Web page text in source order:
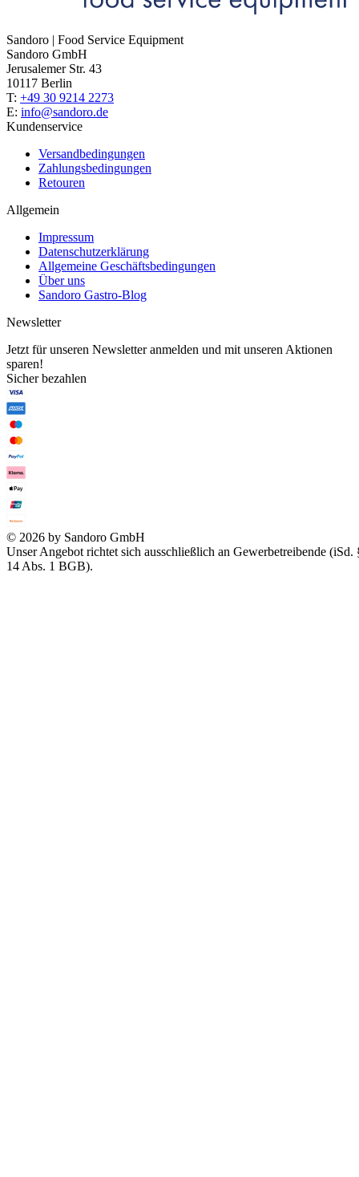
Sandoro | Food Service Equipment
Sandoro GmbH
Jerusalemer Str. 43
10117 Berlin
T: +49 30 9214 2273
E: info@sandoro.de
Kundenservice
Versandbedingungen
Zahlungsbedingungen
Retouren
Allgemein
Impressum
Datenschutzerklärung
Allgemeine Geschäftsbedingungen
Über uns
Sandoro Gastro-Blog
Newsletter
Jetzt für unseren Newsletter anmelden und mit unseren Aktionen
sparen!
Sicher bezahlen
© 2026 by Sandoro GmbH
Unser Angebot richtet sich ausschließlich an Gewerbetreibende (iSd.
14 Abs. 1 BGB).